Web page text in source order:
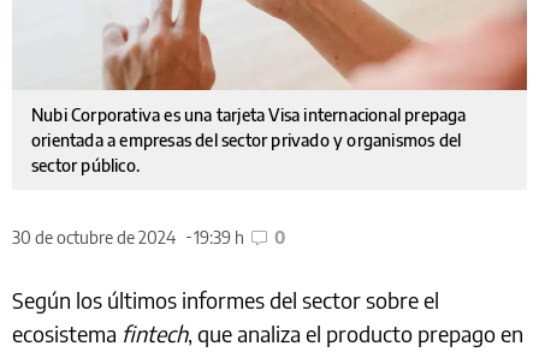
Nubi Corporativa es una tarjeta Visa internacional prepaga
orientada a empresas del sector privado y organismos del
sector público.
30 de octubre de 2024 19:39 h 0
Según los últimos informes del sector sobre el
ecosistema fintech, que analiza el producto prepago en